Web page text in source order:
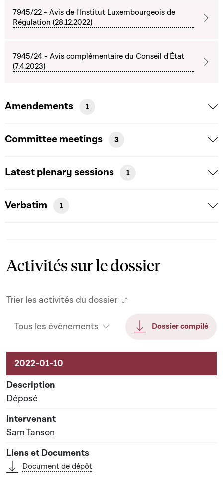
7945/22 - Avis de l'Institut Luxembourgeois de
Régulation (28.12.2022)
7945/24 - Avis complémentaire du Conseil d'État
(7.4.2023)
Amendements 1
Committee meetings 3
Latest plenary sessions 1
Verbatim 1
Activités sur le dossier
Trier les activités du dossier
Tous les évènements Dossier compilé
Activités sur le dossier
Déposé
Sam Tanson
Document de dépôt